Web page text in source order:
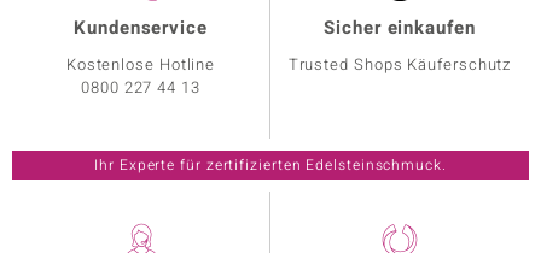
Kundenservice
Kostenlose Hotline
0800 227 44 13
Sicher einkaufen
Trusted Shops Käuferschutz
Ihr Experte für zertifizierten Edelsteinschmuck.